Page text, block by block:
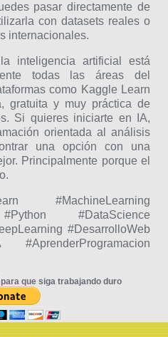
pasar directamente de
con datasets reales o
internacionales.
inteligencia artificial está
todas las áreas del
como Kaggle Learn
gratuita y muy práctica de
Si quieres iniciarte en IA,
orientada al análisis
una opción con una
Principalmente porque el
#MachineLearning
#DataScience
#DesarrolloWeb
que siga trabajando duro